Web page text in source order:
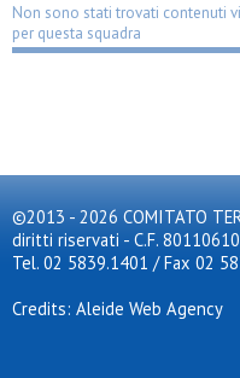
Non sono stati trovati contenuti
per questa squadra
©2013 - 2026 COMITATO
diritti riservati - C.F.
Tel. 02 5839.1401 / Fax 02
Credits: Aleide Web Agency